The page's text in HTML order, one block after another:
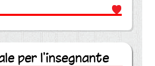
per l'insegnante